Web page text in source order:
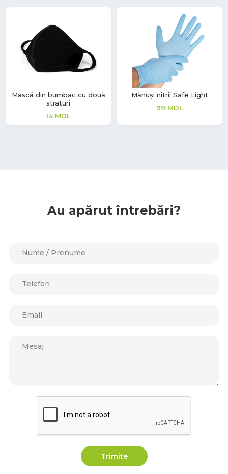
Mască din bumbac cu două
straturi
14 MDL
Mănuși nitril Safe Light
99 MDL
Au apărut întrebări?
Trimite